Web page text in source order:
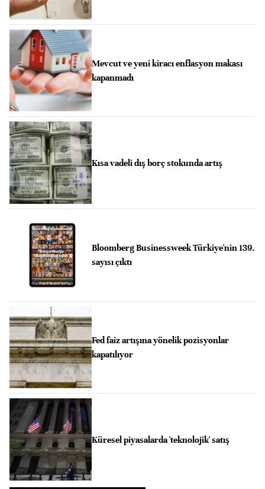
Mevcut ve yeni kiracı enflasyon makası
kapanmadı
Kısa vadeli dış borç stokunda artış
Bloomberg Businessweek Türkiye'nin 139.
sayısı çıktı
Fed faiz artışına yönelik pozisyonlar
kapatılıyor
Küresel piyasalarda 'teknolojik' satış